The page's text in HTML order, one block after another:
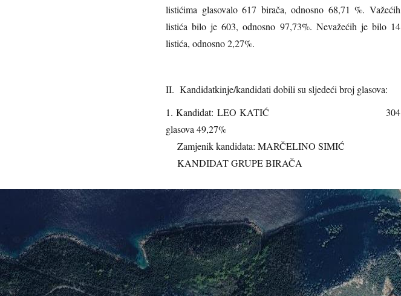
listićima glasovalo 617 birača, odnosno 68,71 %. Važećih
listića bilo je 603, odnosno 97,73%. Nevažećih je bilo 14
listića, odnosno 2,27%.
II. Kandidatkinje/kandidati dobili su sljedeći broj glasova:
1. Kandidat: LEO KATIĆ 304
glasova 49,27%
Zamjenik kandidata: MARČELINO SIMIĆ
KANDIDAT GRUPE BIRAČA